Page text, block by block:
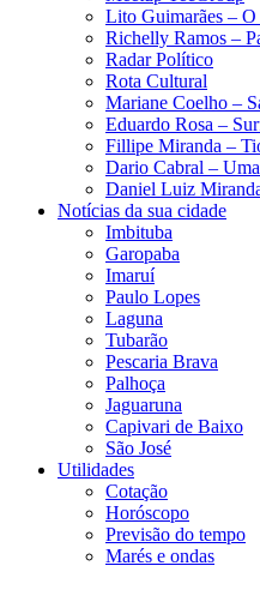
Lito Guimarães – O
Richelly Ramos​ –
Radar Político
Rota Cultural
Mariane Coelho –
Eduardo Rosa​ –
Fillipe Miranda –
Dario Cabral –
Daniel Luiz
Notícias da sua cidade
Imbituba
Garopaba
Imaruí
Paulo Lopes
Laguna
Tubarão
Pescaria Brava
Palhoça
Jaguaruna
Capivari de Baixo
São José
Utilidades
Cotação
Horóscopo
Previsão do tempo
Marés e ondas